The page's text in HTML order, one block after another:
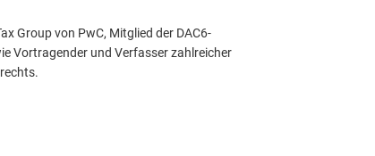
Group von PwC, Mitglied der DAC6-
Vortragender und Verfasser zahlreicher